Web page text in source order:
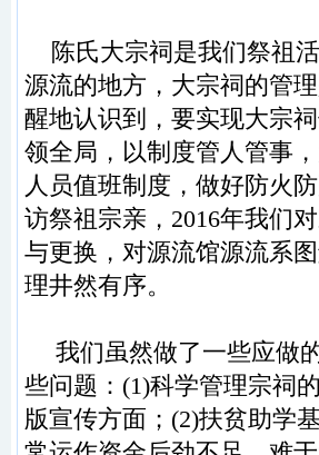
陈氏大宗祠是我们祭祖
源流的地方 ， 大宗祠的管
醒地认识到 ， 要实现大宗
领全局 ，以制度管人管事 ，
人员值班制度， 做好防火
访祭祖宗亲 ， 2016年我们
与更换，对源流馆源流系
理井然有序。
我们虽然做了一些应做
些问题 ： (1)科学管理宗祠
版宣传方面 ； (2)扶贫助学